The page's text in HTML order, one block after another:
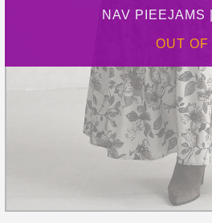
NAV PIEEJAMS |
OUT OF